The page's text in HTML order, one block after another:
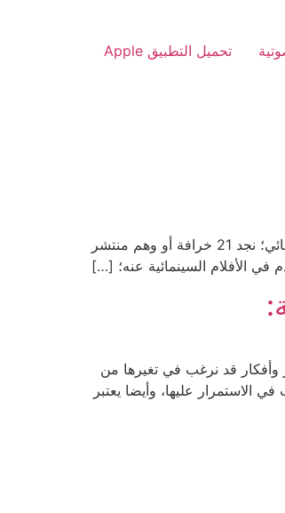
تحميل التطبيق Apple
تعرف على حقيقة التنويم الإيحائي من خلال تعرفك على أكثر الخرافات المنتشرة حوله هناك بعض الأوهام التي انتشرت عن أضرار التنويم الإيحائي؛ نجد 21 خرافة أو وهم منتشر
الأفلام السينمائية عنه؛ […]
وأفكار قد نرغب في تغيرها من
الاستمرار عليها، وأيضا يعتبر